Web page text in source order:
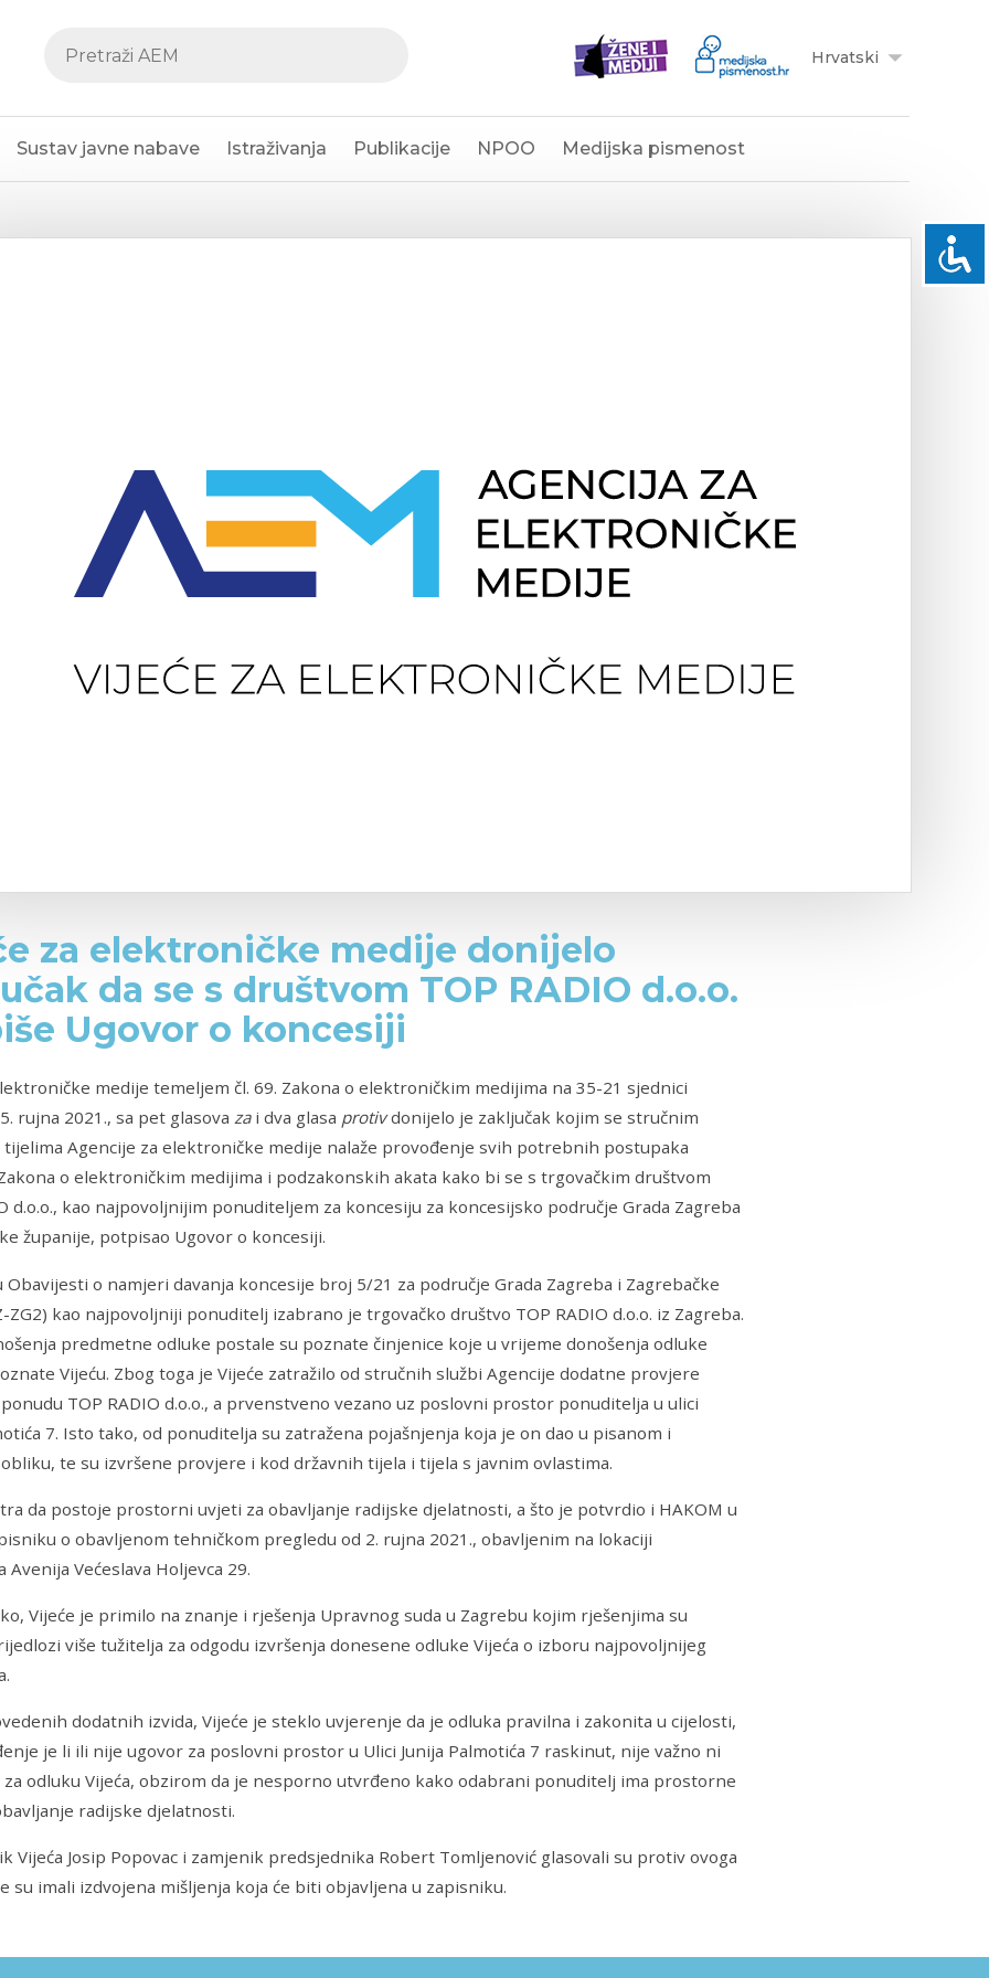
Hrvatski
Sustav javne nabave Istraživanja Publikacije NPOO Medijska pismenost
za elektroničke medije donijelo
da se s društvom TOP RADIO d.o.o.
Ugovor o koncesiji
medije temeljem čl. 69. Zakona o elektroničkim medijima na 35-21 sjednici
rujna 2021., sa pet glasova zai dva glasa protivdonijelo je zaključak kojim se stručnim
tijelima Agencije za elektroničke medije nalaže provođenje svih potrebnih postupaka
o elektroničkim medijima i podzakonskih akata kako bi se s trgovačkim društvom
d.o.o., kao najpovoljnijim ponuditeljem za koncesiju za koncesijsko područje Grada Zagreba
županije, potpisao Ugovor o koncesiji.
Obavijesti o namjeri davanja koncesije broj 5/21 za područje Grada Zagreba i Zagrebačke
ZG2) kao najpovoljniji ponuditelj izabrano je trgovačko društvo TOP RADIO d.o.o. iz Zagreba.
predmetne odluke postale su poznate činjenice koje u vrijeme donošenja odluke
Vijeću. Zbog toga je Vijeće zatražilo od stručnih službi Agencije dodatne provjere
TOP RADIO d.o.o., a prvenstveno vezano uz poslovni prostor ponuditelja u ulici
7. Isto tako, od ponuditelja su zatražena pojašnjenja koja je on dao u pisanom i
te su izvršene provjere i kod državnih tijela i tijela s javnim ovlastima.
da postoje prostorni uvjeti za obavljanje radijske djelatnosti, a što je potvrdio i HAKOM u
o obavljenom tehničkom pregledu od 2. rujna 2021., obavljenim na lokaciji
Većeslava Holjevca 29.
Vijeće je primilo na znanje i rješenja Upravnog suda u Zagrebu kojim rješenjima su
više tužitelja za odgodu izvršenja donesene odluke Vijeća o izboru najpovoljnijeg
dodatnih izvida, Vijeće je steklo uvjerenje da je odluka pravilna i zakonita u cijelosti,
je li ili nije ugovor za poslovni prostor u Ulici Junija Palmotića 7 raskinut, nije važno ni
za odluku Vijeća, obzirom da je nesporno utvrđeno kako odabrani ponuditelj ima prostorne
radijske djelatnosti.
Vijeća Josip Popovac i zamjenik predsjednika Robert Tomljenović glasovali su protiv ovoga
su imali izdvojena mišljenja koja će biti objavljena u zapisniku.